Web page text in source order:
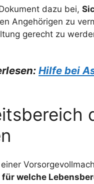
dazu bei,
Angehörigen zu
gerecht zu
Hilfe bei
für welche